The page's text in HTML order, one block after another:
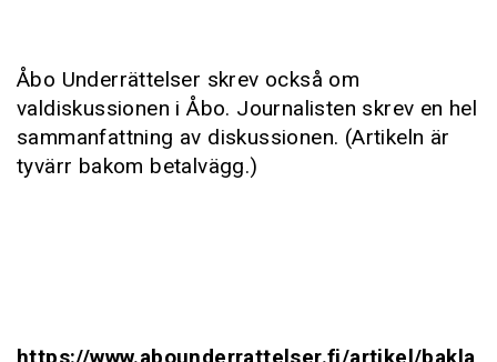
Åbo Underrättelser skrev också om
valdiskussionen i Åbo. Journalisten skrev en hel
sammanfattning av diskussionen. (Artikeln är
tyvärr bakom betalvägg.)